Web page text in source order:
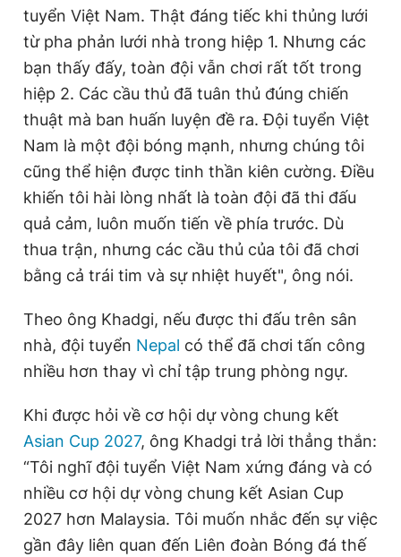
tuyển Việt Nam. Thật đáng tiếc khi thủng lưới
từ pha phản lưới nhà trong hiệp 1. Nhưng các
bạn thấy đấy, toàn đội vẫn chơi rất tốt trong
hiệp 2. Các cầu thủ đã tuân thủ đúng chiến
thuật mà ban huấn luyện đề ra. Đội tuyển Việt
Nam là một đội bóng mạnh, nhưng chúng tôi
cũng thể hiện được tinh thần kiên cường. Điều
khiến tôi hài lòng nhất là toàn đội đã thi đấu
quả cảm, luôn muốn tiến về phía trước. Dù
thua trận, nhưng các cầu thủ của tôi đã chơi
bằng cả trái tim và sự nhiệt huyết", ông nói.
Theo ông Khadgi, nếu được thi đấu trên sân
nhà, đội tuyển Nepal có thể đã chơi tấn công
nhiều hơn thay vì chỉ tập trung phòng ngự.
Khi được hỏi về cơ hội dự vòng chung kết
Asian Cup 2027, ông Khadgi trả lời thẳng thắn:
“Tôi nghĩ đội tuyển Việt Nam xứng đáng và có
nhiều cơ hội dự vòng chung kết Asian Cup
2027 hơn Malaysia. Tôi muốn nhắc đến sự việc
gần đây liên quan đến Liên đoàn Bóng đá thế